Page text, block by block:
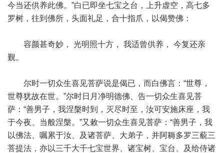
今当还供养此佛。”白已即坐七宝之台，上升虚空，高七多
罗树，往到佛所，头面礼足，合十指爪，以偈赞佛：
容颜甚奇妙， 光明照十方， 我适曾供养， 今复还亲
觐。
尔时一切众生喜见菩萨说是偈已，而白佛言：“世尊，
世尊犹故在世。”尔时日月净明德佛、告一切众生喜见菩
萨：“善男子，我涅槃时到，灭尽时至，汝可安施床座，我
于今夜、当般涅槃。”又敕一切众生喜见菩萨：“善男子，我
以佛法、嘱累于汝、及诸菩萨、大弟子，并阿耨多罗三藐三
菩提法，亦以三千大千七宝世界、诸宝树、宝台、及给侍诸